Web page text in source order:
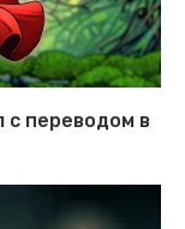
с переводом в